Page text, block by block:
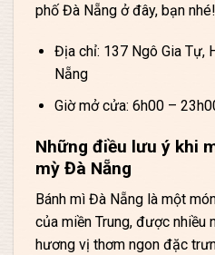
phố Đà Nẵng ở đây, bạn nhé!
Địa chỉ: 137 Ngô Gia Tự,
Nẵng
Giờ mở cửa: 6h00 –
Những điều lưu ý khi
mỳ Đà Nẵng
Bánh mì Đà Nẵng là một
của miền Trung, được nhiều
hương vị thơm ngon đặc